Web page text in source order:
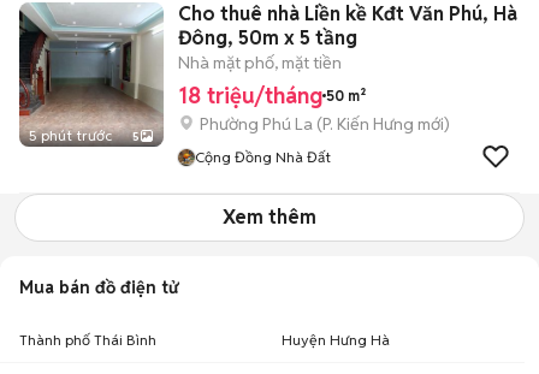
5 phút trước 5
Cho thuê nhà Liền kề Kđt Văn Phú, Hà
Đông, 50m x 5 tầng
Nhà mặt phố, mặt tiền
18 triệu/tháng 50 m²
Phường Phú La (P. Kiến Hưng mới)
Cộng Đồng Nhà Đất
Xem thêm
Mua bán đồ điện tử
Thành phố Thái Bình Huyện Hưng Hà